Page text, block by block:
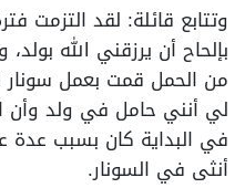
وتتابع قائلة: لقد التزمت
بإلحاح أن يرزقني الله
من الحمل قمت بعمل
لي أنني حامل في ولد وأن
في البداية كان بسبب عدة
أنثى في السونار.